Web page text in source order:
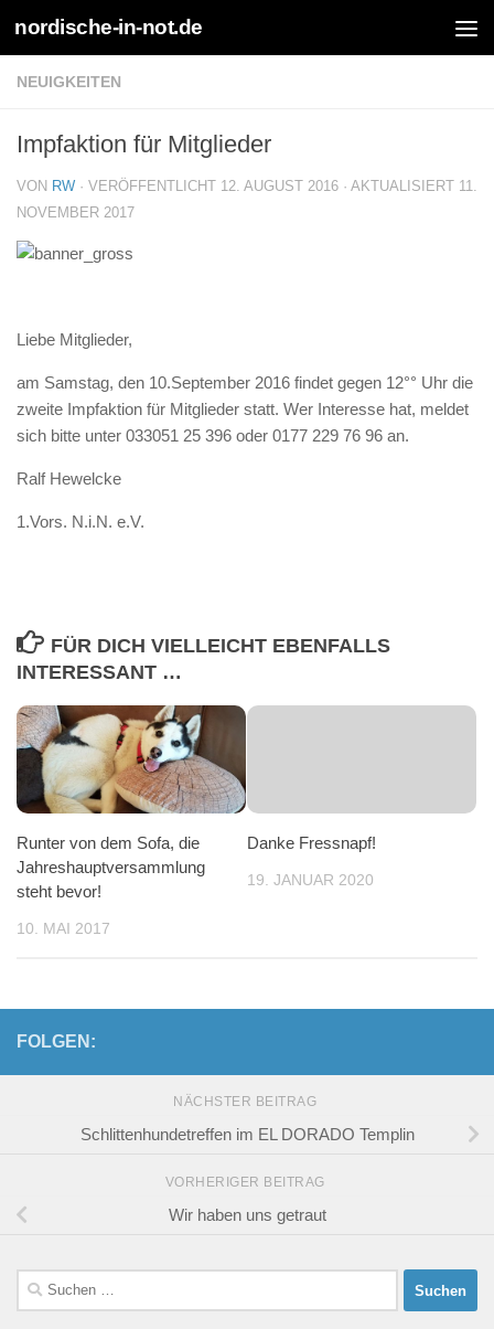
Zum Inhalt springen
nordische-in-not.de
NEUIGKEITEN
Impfaktion für Mitglieder
VON RW · VERÖFFENTLICHT 12. AUGUST 2016 · AKTUALISIERT 11.
NOVEMBER 2017
Liebe Mitglieder,
am Samstag, den 10.September 2016 findet gegen 12°° Uhr die
zweite Impfaktion für Mitglieder statt. Wer Interesse hat, meldet
sich bitte unter 033051 25 396 oder 0177 229 76 96 an.
Ralf Hewelcke
1.Vors. N.i.N. e.V.
FÜR DICH VIELLEICHT EBENFALLS
INTERESSANT …
Runter von dem Sofa, die
Jahreshauptversammlung
steht bevor!
10. MAI 2017
Danke Fressnapf!
19. JANUAR 2020
FOLGEN:
NÄCHSTER BEITRAG
Schlittenhundetreffen im EL DORADO Templin
VORHERIGER BEITRAG
Wir haben uns getraut
Suchen
nach: